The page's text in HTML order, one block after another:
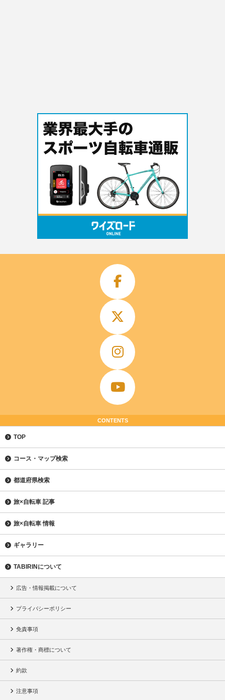
CONTENTS
TOP
コース・マップ検索
都道府県検索
旅×自転車 記事
旅×自転車 情報
ギャラリー
TABIRINについて
広告・情報掲載について
プライバシーポリシー
免責事項
著作権・商標について
約款
注意事項